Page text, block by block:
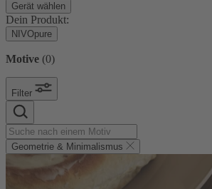
Gerät wählen
Dein Produkt:
NIVOpure
Motive (0)
Filter
Geometrie & Minimalismus